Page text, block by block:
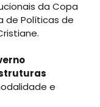
da Copa
de Políticas de
e